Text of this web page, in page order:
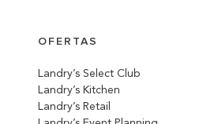
OFERTAS
Landry’s Select Club
Landry’s Kitchen
Landry’s Retail